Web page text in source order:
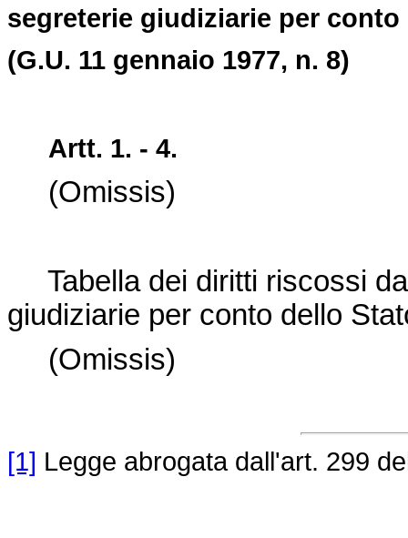
segreterie giudiziarie per conto
(G.U. 11 gennaio 1977, n. 8)
Artt. 1. - 4.
(Omissis)
Tabella dei diritti riscossi
giudiziarie per conto dello
(Omissis)
[1] Legge abrogata dall'art. 299